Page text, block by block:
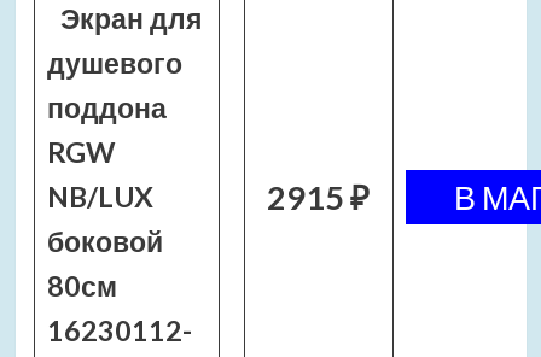
Экран для
душевого
поддона
RGW
NB/LUX
боковой
80см
16230112-
2915 ₽